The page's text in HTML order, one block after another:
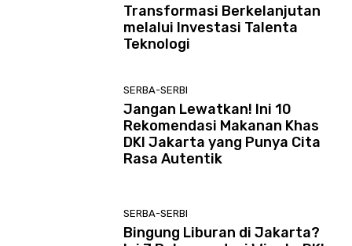
Transformasi Berkelanjutan
melalui Investasi Talenta
Teknologi
SERBA-SERBI
Jangan Lewatkan! Ini 10
Rekomendasi Makanan Khas
DKI Jakarta yang Punya Cita
Rasa Autentik
SERBA-SERBI
Bingung Liburan di Jakarta?